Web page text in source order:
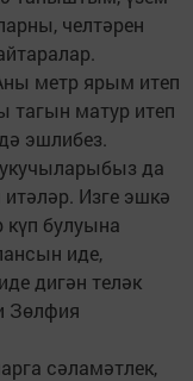
челтәрен
метр ярым итеп
тагын матур итеп
эшлибез.
да
Изге эшкә
күп булуына
иде,
дигән теләк
Зөлфия
сәламәтлек,